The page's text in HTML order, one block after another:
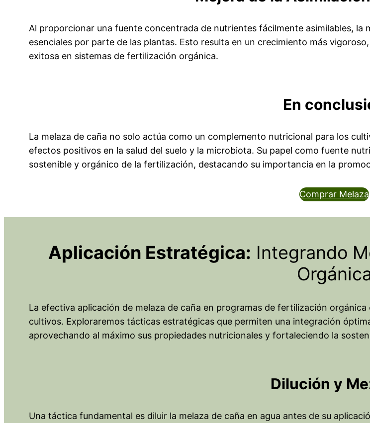
Al proporcionar una fuente concentrada de nutrientes fácilmente asimilables,
esenciales por parte de las plantas. Esto resulta en un crecimiento más
exitosa en sistemas de fertilización orgánica.
En
La melaza de caña no solo actúa como un complemento nutricional para los
efectos positivos en la salud del suelo y la microbiota. Su papel como fuente
sostenible y orgánico de la fertilización, destacando su importancia en la
Comprar Melaza
Aplicación Estratégica: Integrando
La efectiva aplicación de melaza de caña en programas de fertilización
cultivos. Exploraremos tácticas estratégicas que permiten una integración
aprovechando al máximo sus propiedades nutricionales y fortaleciendo la
Dilución y
Una táctica fundamental es diluir la melaza de caña en agua antes de su